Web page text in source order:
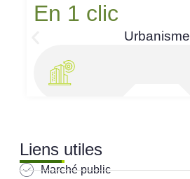
En 1 clic
Urbanisme
Liens utiles
Marché public